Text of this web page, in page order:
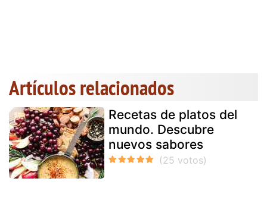
Artículos relacionados
Recetas de platos del
mundo. Descubre
nuevos sabores